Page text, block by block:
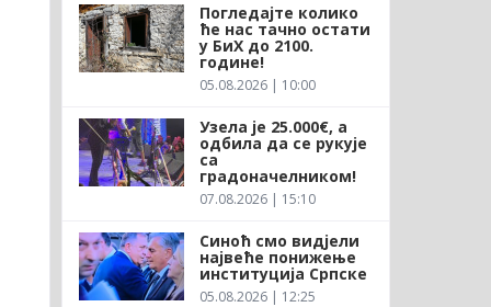
Погледајте колико
ће нас тачно остати
у БиХ до 2100.
године!
05.08.2026 | 10:00
Узела је 25.000€, а
одбила да се рукује
са
градоначелником!
07.08.2026 | 15:10
Синоћ смо видјели
највеће понижење
институција Српске
05.08.2026 | 12:25